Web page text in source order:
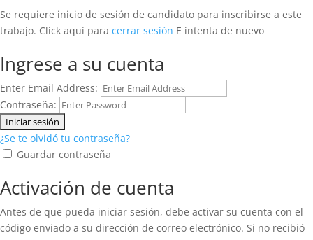
Se requiere inicio de sesión de candidato para inscribirse a este
trabajo. Click aquí para cerrar sesión E intenta de nuevo
Ingrese a su cuenta
Enter Email Address:
Contraseña:
¿Se te olvidó tu contraseña?
Guardar contraseña
Activación de cuenta
Antes de que pueda iniciar sesión, debe activar su cuenta con el
código enviado a su dirección de correo electrónico. Si no recibió